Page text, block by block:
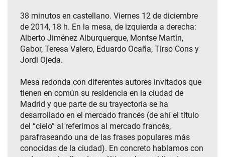
38 minutos en castellano. Viernes 12 de diciembre
de 2014, 18 h. En la mesa, de izquierda a derecha:
Alberto Jiménez Alburquerque, Montse Martín,
Gabor, Teresa Valero, Eduardo Ocaña, Tirso Cons y
Jordi Ojeda.
Mesa redonda con diferentes autores invitados que
tienen en común su residencia en la ciudad de
Madrid y que parte de su trayectoria se ha
desarrollado en el mercado francés (de ahí el título
del “cielo” al referirnos al mercado francés,
parafraseando una de las frases populares más
conocidas de la ciudad). En concreto hablamos con